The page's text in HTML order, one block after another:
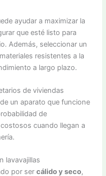
ayudar a maximizar la
que esté listo para
Además, seleccionar un
resistentes a la
a largo plazo.
de viviendas
un aparato que funcione
de
cuando llegan a
lavavajillas
por sercálido y seco,